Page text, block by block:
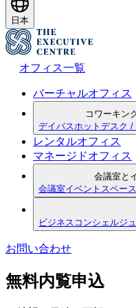
日本
オフィス一覧
バーチャルオフィス
コワーキン
デイパス ホットデスク /
レンタルオフィス
マネージドオフィス
会議室と
会議室イベントスペース
ビジネスコンシェルジュ
お問い合わせ
無料内覧申込